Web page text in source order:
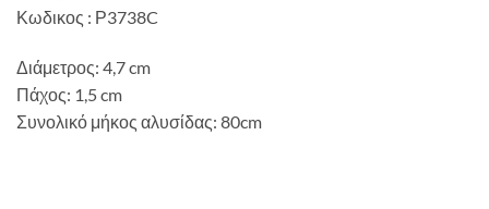
Κωδικος : Ρ3738C
Διάμετρος: 4,7 cm
Πάχος: 1,5 cm
Συνολικό μήκος αλυσίδας: 80cm